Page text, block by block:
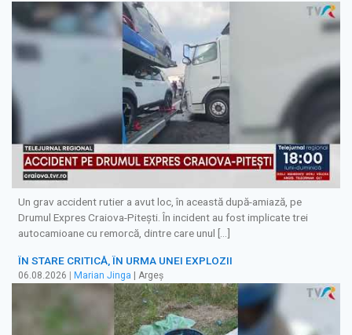
Un grav accident rutier a avut loc, în această după-amiază, pe
Drumul Expres Craiova-Pitești. În incident au fost implicate trei
autocamioane cu remorcă, dintre care unul […]
ÎN STARE CRITICĂ, ÎN URMA UNEI EXPLOZII
06.08.2026 | Marian Jinga | Argeș